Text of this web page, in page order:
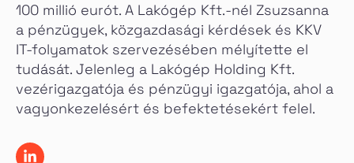
100 millió eurót. A Lakógép Kft.-nél Zsuzsanna
a pénzügyek, közgazdasági kérdések és KKV
IT-folyamatok szervezésében mélyítette el
tudását. Jelenleg a Lakógép Holding Kft.
vezérigazgatója és pénzügyi igazgatója, ahol a
vagyonkezelésért és befektetésekért felel.